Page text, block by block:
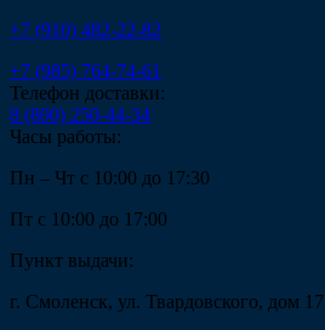
+7 (910) 482-22-82
+7 (985) 764-74-61
Телефон доставки:
8 (800) 250-44-34
Часы работы:
Пн – Чт с 10:00 до 17:30
Пт с 10:00 до 17:00
Пункт выдачи:
г. Смоленск, ул. Твардовского, дом 17